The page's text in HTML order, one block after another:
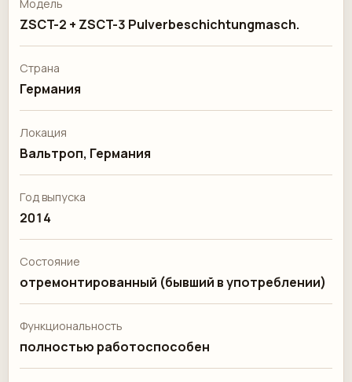
Модель
ZSCT-2 + ZSCT-3 Pulverbeschichtungmasch.
Страна
Германия
Локация
Вальтроп, Германия
Год выпуска
2014
Состояние
отремонтированный (бывший в употреблении)
Функциональность
полностью работоспособен